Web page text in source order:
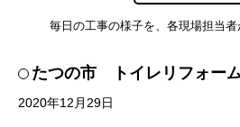
毎日の工事の様子を、各現場担当者
たつの市 トイレリフォー
2020年12月29日